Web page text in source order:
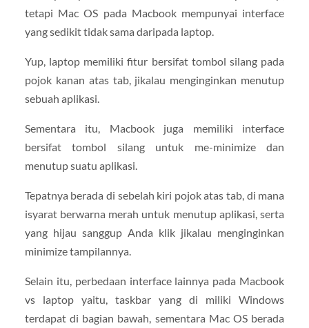
tetapi Mac OS pada Macbook mempunyai interface
yang sedikit tidak sama daripada laptop.
Yup, laptop memiliki fitur bersifat tombol silang pada
pojok kanan atas tab, jikalau menginginkan menutup
sebuah aplikasi.
Sementara itu, Macbook juga memiliki interface
bersifat tombol silang untuk me-minimize dan
menutup suatu aplikasi.
Tepatnya berada di sebelah kiri pojok atas tab, di mana
isyarat berwarna merah untuk menutup aplikasi, serta
yang hijau sanggup Anda klik jikalau menginginkan
minimize tampilannya.
Selain itu, perbedaan interface lainnya pada Macbook
vs laptop yaitu, taskbar yang di miliki Windows
terdapat di bagian bawah, sementara Mac OS berada